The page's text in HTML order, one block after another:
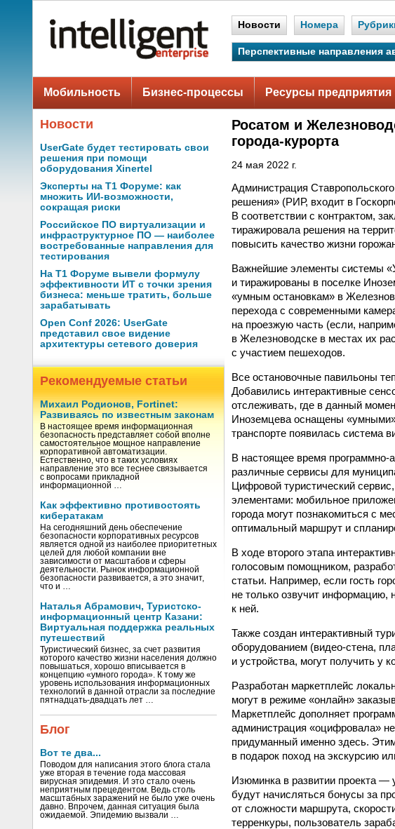
Новости Номера
Перспективные направления
Мобильность Бизнес-процессы Ресурсы предприятия
Новости
UserGate будет тестировать свои
решения при помощи
оборудования Xinertel
Эксперты на Т1 Форуме: как
множить ИИ-возможности,
сокращая риски
Российское ПО виртуализации и
инфраструктурное ПО — наиболее
востребованные направления для
тестирования
На Т1 Форуме вывели формулу
эффективности ИТ с точки зрения
бизнеса: меньше тратить, больше
зарабатывать
Open Conf 2026: UserGate
представил свое видение
архитектуры сетевого доверия
Рекомендуемые статьи
Михаил Родионов, Fortinet:
Развиваясь по известным законам
В настоящее время информационная
безопасность представляет собой вполне
самостоятельное мощное направление
корпоративной автоматизации.
Естественно, что в таких условиях
направление это все теснее связывается
с вопросами прикладной
информационной …
Как эффективно противостоять
кибератакам
На сегодняшний день обеспечение
безопасности корпоративных ресурсов
является одной из наиболее приоритетных
целей для любой компании вне
зависимости от масштабов и сферы
деятельности. Рынок информационной
безопасности развивается, а это значит,
что и …
Наталья Абрамович, Туристско-
информационный центр Казани:
Виртуальная поддержка реальных
путешествий
Туристический бизнес, за счет развития
которого качество жизни населения должно
повышаться, хорошо вписывается в
концепцию «умного города». К тому же
уровень использования информационных
технологий в данной отрасли за последние
пятнадцать-двадцать лет …
Блог
Вот те два...
Поводом для написания этого блога стала
уже вторая в течение года массовая
вирусная эпидемия. И это стало очень
неприятным прецедентом. Ведь столь
масштабных заражений не было уже очень
давно. Впрочем, данная ситуация была
ожидаемой. Эпидемию вызвали …
Росатом и
города-курорта
24 мая 2022 г.
Администрация
решения» (РИР, входит в
В соответствии с контрактом,
тиражировала решения на
повысить качество жизни
Важнейшие элементы системы
и тиражированы в поселке
«умным остановкам» в
перехода с современными
на проезжую часть (если,
в Железноводске в местах их
с участием пешеходов.
Все остановочные павильоны
Добавились интерактивные
отслеживать, где в данный
Иноземцева оснащены
транспорте появилась система
В настоящее время
различные сервисы для
Цифровой туристический
элементами: мобильное
города могут познакомиться с
оптимальный маршрут и
В ходе второго этапа
голосовым помощником,
статьи. Например, если гость
не только озвучит информацию,
к ней.
Также создан интерактивный
оборудованием (видео-стена,
и устройства, могут получить у
Разработан маркетплейс
могут в режиме «онлайн»
Маркетплейс дополняет
администрация «оцифровала»
придуманный именно здесь.
в подарок поход на экскурсию
Изюминка в развитии проекта —
будут начисляться бонусы за
от сложности маршрута,
терренкуры, пользователь